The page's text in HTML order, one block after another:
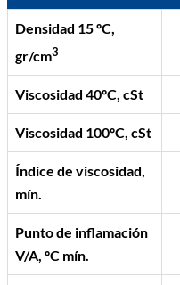
Densidad 15 ºC,
gr/cm3
Viscosidad 40ºC, cSt
Viscosidad 100ºC, cSt
Índice de viscosidad,
mín.
Punto de inflamación
V/A, ºC mín.